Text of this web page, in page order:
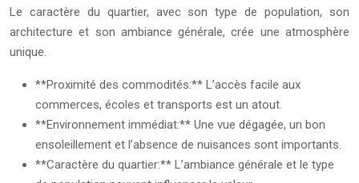
Le caractère du quartier, avec son type de population, son
architecture et son ambiance générale, crée une atmosphère
unique.
**Proximité des commodités:** L’accès facile aux
commerces, écoles et transports est un atout.
**Environnement immédiat:** Une vue dégagée, un bon
ensoleillement et l’absence de nuisances sont importants.
**Caractère du quartier:** L’ambiance générale et le type